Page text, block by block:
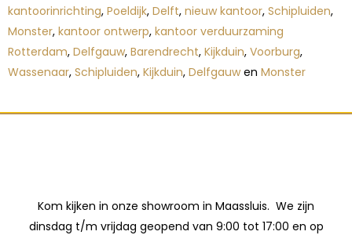
kantoorinrichting, Poeldijk, Delft, nieuw kantoor, Schipluiden,
Monster, kantoor ontwerp, kantoor verduurzaming
Rotterdam, Delfgauw, Barendrecht, Kijkduin, Voorburg,
Wassenaar, Schipluiden, Kijkduin, Delfgauwen Monster
Kom kijken in onze showroom in Maassluis. We zijn
dinsdag t/m vrijdag geopend van 9:00 tot 17:00 en op